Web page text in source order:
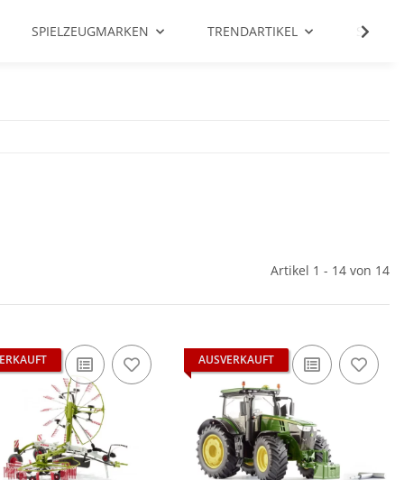
SPIELZEUGMARKEN TRENDARTIKEL SALE %
Artikel 1 - 14 von 14
AUSVERKAUFT